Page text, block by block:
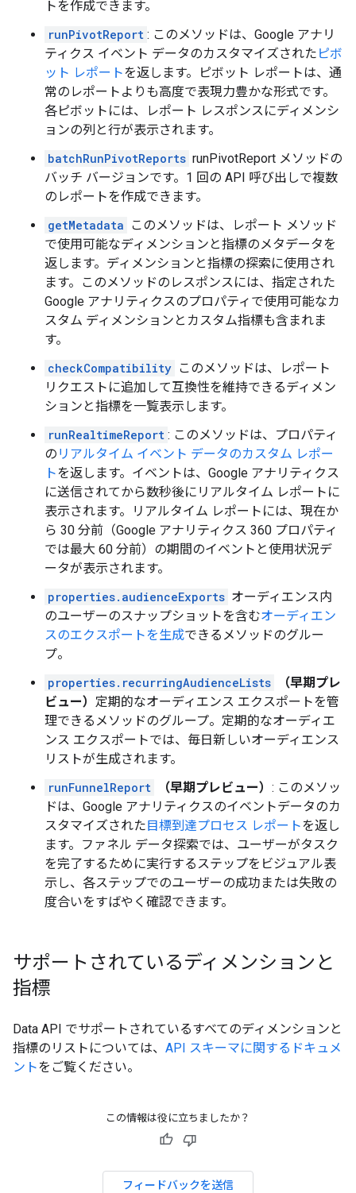
トを作成できます。
runPivotReport : このメソッドは、Google アナリ
ティクス イベント データのカスタマイズされた ピボ
ット レポートを返します。ピボット レポートは、通
常のレポートよりも高度で表現力豊かな形式です。
各ピボットには、レポート レスポンスにディメンシ
ョンの列と行が表示されます。
batchRunPivotReports runPivotReport メソッドの
バッチ バージョンです。1 回の API 呼び出しで複数
のレポートを作成できます。
getMetadata
このメソッドは、レポート メソッド
で使用可能なディメンションと指標のメタデータを
返します。ディメンションと指標の探索に使用され
ます。このメソッドのレスポンスには、指定された
Google アナリティクスのプロパティで使用可能なカ
スタム ディメンションとカスタム指標も含まれま
す。
checkCompatibility このメソッドは、レポート
リクエストに追加して互換性を維持できるディメン
ションと指標を一覧表示します。
runRealtimeReport : このメソッドは、プロパティ
の リアルタイム イベント データのカスタム レポー
トを返します。イベントは、Google アナリティクス
に送信されてから数秒後にリアルタイム レポートに
表示されます。リアルタイム レポートには、現在か
ら 30 分前（Google アナリティクス 360 プロパティ
では最大 60 分前）の期間のイベントと使用状況デ
ータが表示されます。
properties.audienceExports オーディエンス内
のユーザーのスナップショットを含むオーディエン
スのエクスポートを生成できるメソッドのグルー
プ。
properties.recurringAudienceLists
（早期プレ
ビュー） 定期的なオーディエンス エクスポートを管
理できるメソッドのグループ。定期的なオーディエ
ンス エクスポートでは、毎日新しいオーディエンス
リストが生成されます。
runFunnelReport
（早期プレビュー） : このメソッ
ドは、Google アナリティクスのイベントデータのカ
スタマイズされた目標到達プロセス レポートを返し
ます。ファネル データ探索では、ユーザーがタスク
を完了するために実行するステップをビジュアル表
示し、各ステップでのユーザーの成功または失敗の
度合いをすばやく確認できます。
サポートされているディメンションと
指標
Data API でサポートされているすべてのディメンションと
指標のリストについては、 API スキーマに関するドキュメ
ントをご覧ください。
この情報は役に立ちましたか？
フィードバックを送信